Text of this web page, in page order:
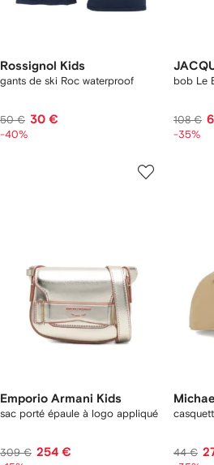
Rossignol Kids
gants de ski Roc waterproof
50 € 30 €
-40%
bob Le
108 €
-35%
Emporio Armani Kids
sac porté épaule à logo appliqué
309 € 254 € 44 €